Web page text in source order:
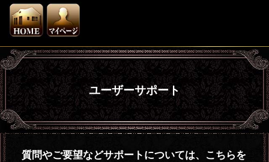
ユーザーサポート
質問やご要望などサポートについては、こちらを